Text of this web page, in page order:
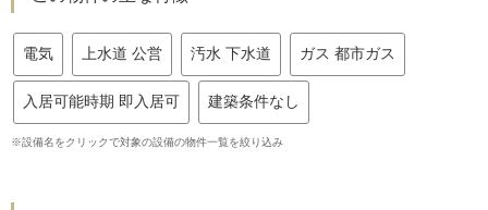
電気 上水道 公営 汚水 下水道 ガス 都市ガス
入居可能時期 即入居可 建築条件なし
※設備名をクリックで対象の設備の物件一覧を絞り込み